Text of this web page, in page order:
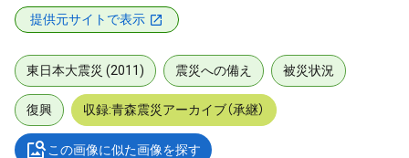
提供元サイトで表示
東日本大震災 (2011) 震災への備え 被災状況
復興 収録:青森震災アーカイブ（承継）
この画像に似た画像を探す